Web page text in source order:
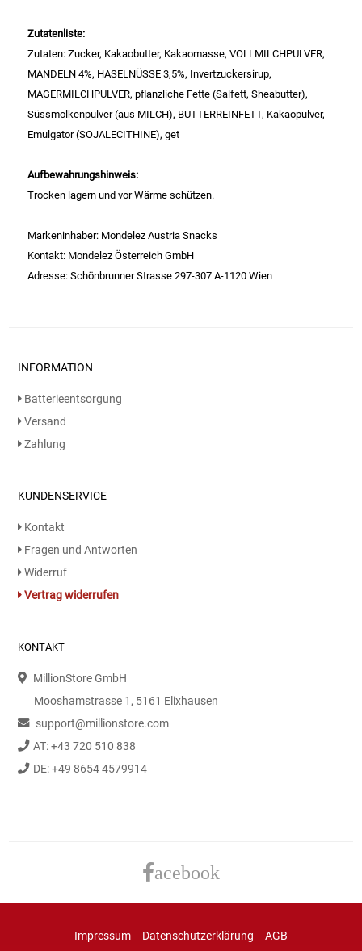
Fruchtsaft
Frühstück / Cerealien
Frühstück / süße Aufstriche
Garten
Gemüsekonserven
Geschirrreiniger
Haarkosmetik
Haushaltshelfer
Isotonische / Energy / Eiskaffee
Kaffee / Tee Zubehör
Kakao
Karaffen / Krüge
Kartoffelprod./Beilagen/Fruchtsalat gek.
Kartoffelprodukte
Körperpflege
Zutatenliste:
Zutaten: Zucker, Kakaobutter, Kakaomasse, VOLLMILCHPULVER,
MANDELN 4%, HASELNÜSSE 3,5%, Invertzuckersirup,
MAGERMILCHPULVER, pflanzliche Fette (Salfett, Sheabutter),
Süssmolkenpulver (aus MILCH), BUTTERREINFETT, Kakaopulver,
Emulgator (SOJALECITHINE), get
Aufbewahrungshinweis:
Trocken lagern und vor Wärme schützen.
Markeninhaber: Mondelez Austria Snacks
Kontakt: Mondelez Österreich GmbH
Adresse: Schönbrunner Strasse 297-307 A-1120 Wien
INFORMATION
Batterieentsorgung
Versand
Zahlung
KUNDENSERVICE
Kontakt
Fragen und Antworten
Widerruf
Vertrag widerrufen
KONTAKT
MillionStore GmbH
Mooshamstrasse 1, 5161 Elixhausen
support@millionstore.com
AT: +43 720 510 838
DE: +49 8654 4579914
acebook
Impressum Datenschutzerklärung AGB